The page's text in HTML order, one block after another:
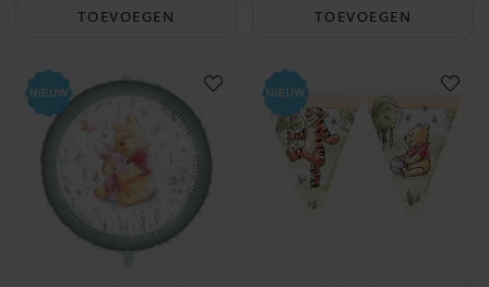
TOEVOEGEN TOEVOEGEN